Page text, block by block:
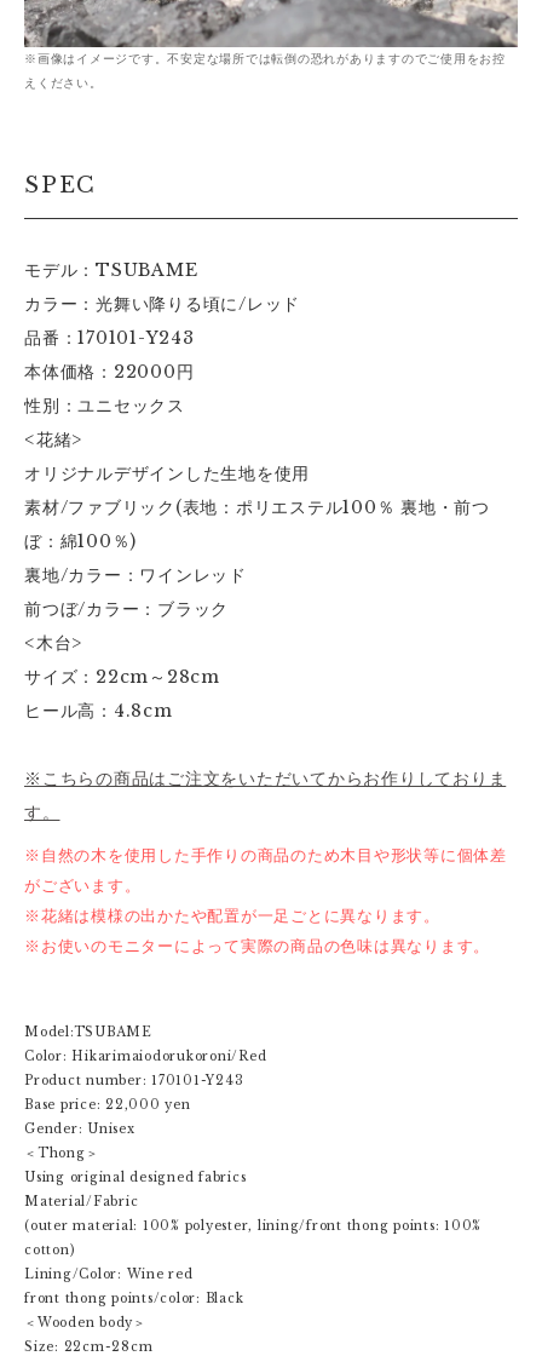
※画像はイメージです。不安定な場所では転倒の恐れがありますのでご使用をお控
えください。
SPEC
モデル：TSUBAME
カラー：光舞い降りる頃に/レッド
品番：170101-Y243
本体価格：22000円
性別：ユニセックス
<花緒>
オリジナルデザインした生地を使用
素材/ファブリック(表地：ポリエステル100％ 裏地・前つ
ぼ：綿100％)
裏地/カラー：ワインレッド
前つぼ/カラー：ブラック
<木台>
サイズ：22cm～28cm
ヒール高：4.8cm
※こちらの商品はご注文をいただいてからお作りしておりま
す。
※自然の木を使用した手作りの商品のため木目や形状等に個体差
がございます。
※花緒は模様の出かたや配置が一足ごとに異なります。
※お使いのモニターによって実際の商品の色味は異なります。
Model:TSUBAME
Color: Hikarimaiodorukoroni/Red
Product number: 170101-Y243
Base price: 22,000 yen
Gender: Unisex
＜Thong＞
Using original designed fabrics
Material/Fabric
(outer material: 100% polyester, lining/front thong points: 100%
cotton)
Lining/Color: Wine red
front thong points/color: Black
＜Wooden body＞
Size: 22cm-28cm